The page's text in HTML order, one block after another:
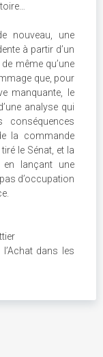
nouveau, une
à partir d’un
même qu’une
que, pour
manquante, le
analyse qui
la commande
le Sénat, et la
lançant une
d’occupation
dans les